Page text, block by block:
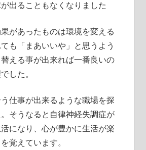
出ることもなくなりました
があったものは環境を変える
も「まあいいや」と思うよう
える事が出来れば一番良いの
した。
仕事が出来るような職場を探
そうなると自律神経失調症が
になり、心が豊かに生活が楽
覚えています。